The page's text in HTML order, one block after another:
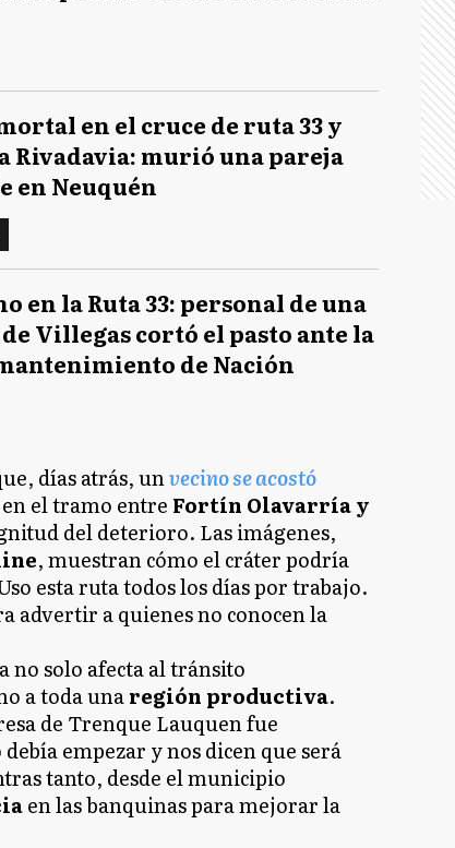
en el cruce de ruta 33 y
Rivadavia: murió una pareja
en Neuquén
en la Ruta 33: personal de una
Villegas cortó el pasto ante la
de Nación
días atrás, unvecino se acostó
el tramo entre Fortín Olavarría y
del deterioro. Las imágenes,
, muestran cómo el cráter podría
esta ruta todos los días por trabajo.
advertir a quienes no conocen la
no solo afecta al tránsito
a toda unaregión productiva.
de Trenque Lauquen fue
empezar y nos dicen que será
tanto, desde el municipio
en las banquinas para mejorar la